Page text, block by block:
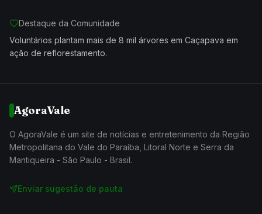
Destaque da Comunidade
Voluntários plantam mais de 8 mil árvores em Caçapava em
ação de reflorestamento.
AgoraVale
O AgoraVale é um site de notícias e entretenimento da Região
Metropolitana do Vale do Paraíba, Litoral Norte e Serra da
Mantiqueira - São Paulo - Brasil.
Enviar sugestão de pauta